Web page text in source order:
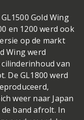
Gold Wing
en 1200 werd ook
op de markt
Wing werd
van
De GL1800 werd
weer naar Japan
band afrolt. In